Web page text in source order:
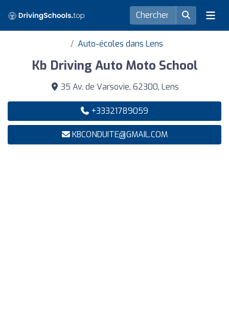
Auto-écoles dans Lens
Kb Driving Auto Moto School
35 Av. de Varsovie, 62300, Lens
+33321789059
KBCONDUITE@GMAIL.COM